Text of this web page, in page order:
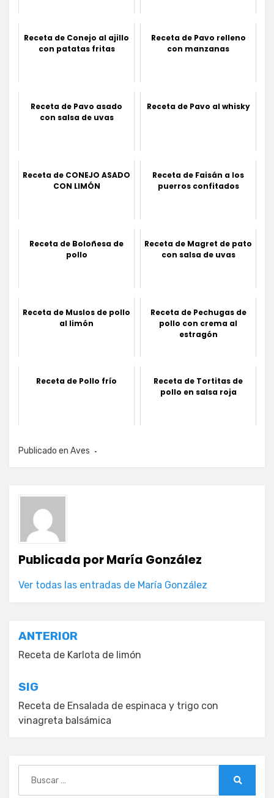
Receta de Conejo al ajillo
con patatas fritas
Receta de Pavo relleno
con manzanas
Receta de Pavo asado
con salsa de uvas
Receta de Pavo al whisky
Receta de CONEJO ASADO
CON LIMÓN
Receta de Faisán a los
puerros confitados
Receta de Boloñesa de
pollo
Receta de Magret de pato
con salsa de uvas
Receta de Muslos de pollo
al limón
Receta de Pechugas de
pollo con crema al
estragón
Receta de Pollo frío
Receta de Tortitas de
pollo en salsa roja
Publicado en Aves
Publicada porMaría González
Ver todas las entradas de María González
Navegación
de
entradas
ANTERIOR
Receta de Karlota de limón
SIG
Receta de Ensalada de espinaca y trigo con
vinagreta balsámica